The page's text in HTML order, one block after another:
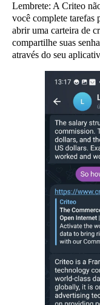
Lembrete: A Criteo
você complete tarefas
abrir uma carteira de
compartilhe suas
através do seu